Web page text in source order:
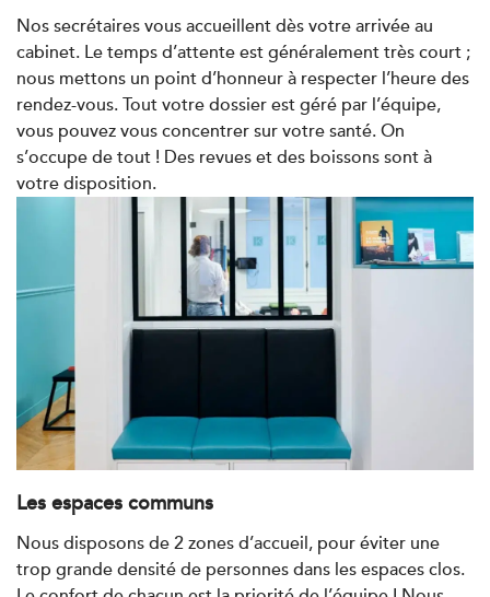
Nos secrétaires vous accueillent dès votre arrivée au
cabinet. Le temps d’attente est généralement très court ;
nous mettons un point d’honneur à respecter l’heure des
rendez-vous. Tout votre dossier est géré par l’équipe,
vous pouvez vous concentrer sur votre santé. On
s’occupe de tout ! Des revues et des boissons sont à
votre disposition.
Les espaces communs
Nous disposons de 2 zones d’accueil, pour éviter une
trop grande densité de personnes dans les espaces clos.
IK Châtenay-Malabry – 92
380 Av. de la Division Leclerc 92290
Châtenay-Malabry
380 Av. de la Division Leclerc 92290
Châtenay-Malabry
01 43 50 05 24
PRENDRE RDV
PRENDRE RDV
IK Paris 17 – Villiers
68 Av. de Villiers 75017 Paris
01 44 90 90 40
PRENDRE RDV
Kinésithérapie Balnéothérapie